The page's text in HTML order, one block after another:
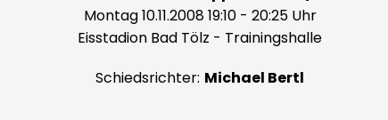
Montag 10.11.2008 19:10 - 20:25 Uhr
Eisstadion Bad Tölz - Trainingshalle
Schiedsrichter: Michael Bertl